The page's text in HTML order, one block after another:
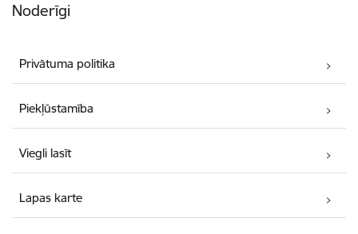
Noderīgi
Privātuma politika
Piekļūstamība
Viegli lasīt
Lapas karte